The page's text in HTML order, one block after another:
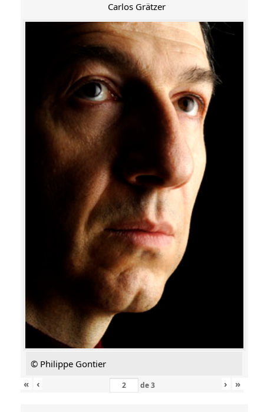
Carlos Grätzer
© Philippe Gontier
«
‹ de3 › »